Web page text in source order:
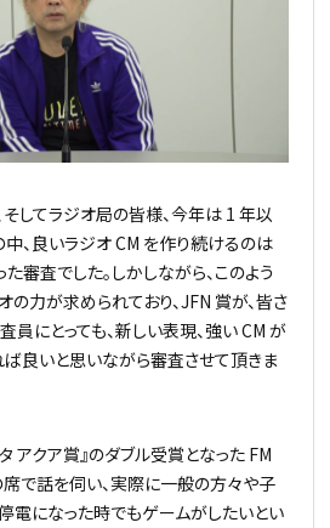
してラジオ局の皆様、今年は 1 年以
、良いラジオ CM を作り続けるのは
審査でした。しかしながら、このよう
の力が求められており、JFN 賞が、皆さ
員にとっても、新しい表現、強い CM が
良いと思いながら審査させて頂きま
アクア賞』のダブル受賞となった FM
で話を伺い、実際に一般の方々や子
電になった時でもゲームがしたいとい